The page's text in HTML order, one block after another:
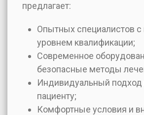
предлагает:
Опытных специалистов
уровнем квалификации;
Современное
безопасные методы
Индивидуальный
пациенту;
Комфортные условия и